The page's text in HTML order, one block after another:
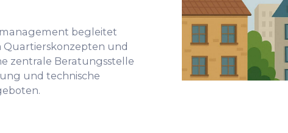
begleitet
und
zentrale Beratungsstelle
und technische